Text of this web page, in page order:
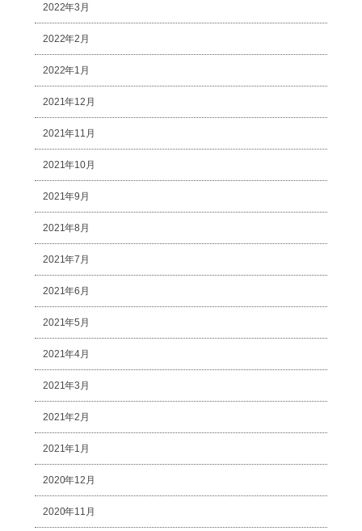
2022年3月
2022年2月
2022年1月
2021年12月
2021年11月
2021年10月
2021年9月
2021年8月
2021年7月
2021年6月
2021年5月
2021年4月
2021年3月
2021年2月
2021年1月
2020年12月
2020年11月